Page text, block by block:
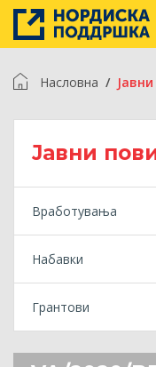
Насловна
Jавни
Вработувања
Набавки
Грантови